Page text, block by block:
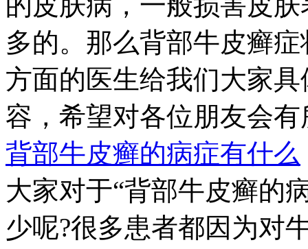
多的。那么背部牛皮癣
方面的医生给我们大家
容，希望对各位朋友会
背部牛皮癣的病症有什么
大家对于“背部牛皮癣的
少呢?很多患者都因为对